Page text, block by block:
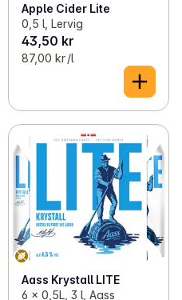
Apple Cider Lite
0,5 l, Lervig
43,50 kr
87,00 kr /l
Aass Krystall LITE
6 x 0,5L, 3 l, Aass